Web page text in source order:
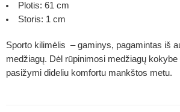
Plotis: 61 cm
Storis: 1 cm
Sporto kilimėlis – gaminys, pagamintas iš
medžiagų. Dėl rūpinimosi medžiagų
pasižymi dideliu komfortu mankštos metu.